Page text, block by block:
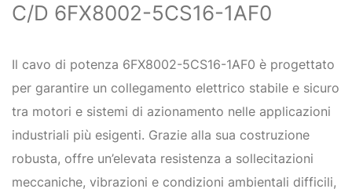
C/D 6FX8002-5CS16-1AF0
Il cavo di potenza 6FX8002-5CS16-1AF0 è progettato
per garantire un collegamento elettrico stabile e sicuro
tra motori e sistemi di azionamento nelle applicazioni
industriali più esigenti. Grazie alla sua costruzione
robusta, offre un’elevata resistenza a sollecitazioni
meccaniche, vibrazioni e condizioni ambientali difficili,